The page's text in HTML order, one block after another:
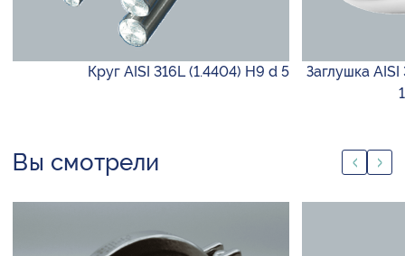
Круг AISI 316L (1.4404) H9 d 5
Заглушка
Вы смотрели